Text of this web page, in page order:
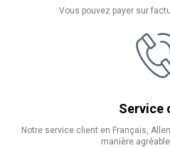
Vous pouvez payer sur
Service
Notre service client en Français,
manière